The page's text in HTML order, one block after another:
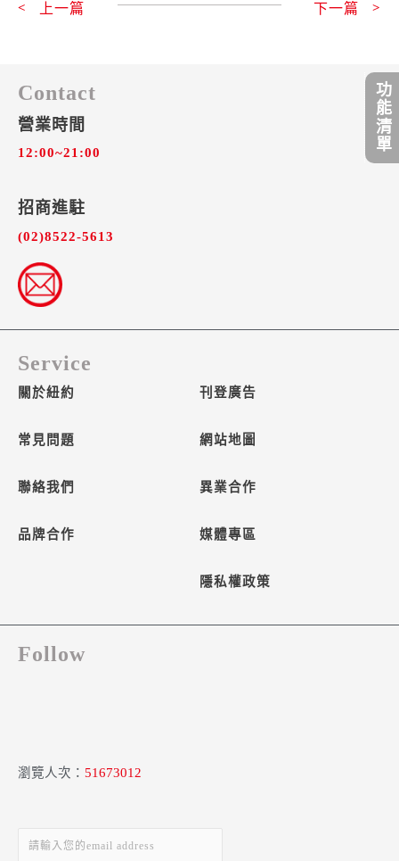
上一頁
上一篇 下一篇
Contact
營業時間
12:00~21:00
招商進駐​
(02)8522-5613
Service
關於紐約
常見問題
聯絡我們
品牌合作
刊登廣告
網站地圖
異業合作
媒體專區
隱私權政策
Follow
瀏覽人次： 51673012
功能清單